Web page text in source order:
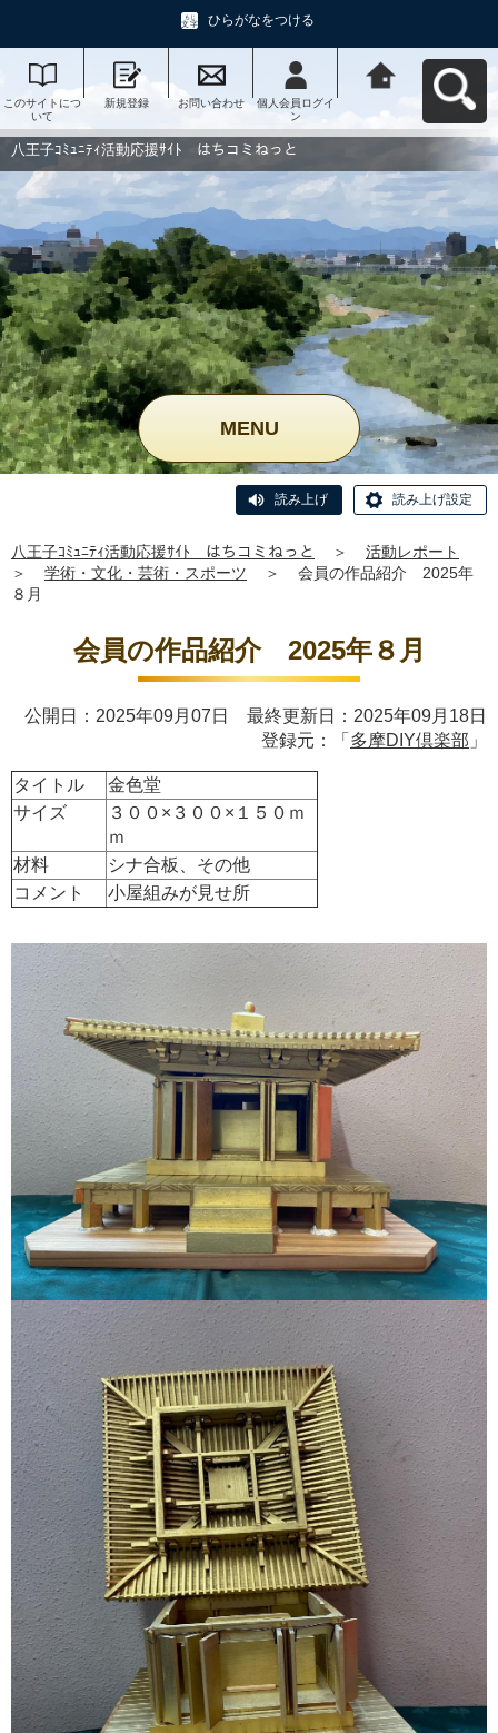
ひらがなをつける
このサイトにつ
いて
新規登録 お問い合わせ
個人会員ログイ
ン
動応援ｻｲﾄ はち
コミねっとへ戻
八王子ｺﾐｭﾆﾃｨ活動応援ｻｲﾄ はちコミねっと
MENU
読み上げ 読み上げ設定
八王子ｺﾐｭﾆﾃｨ活動応援ｻｲﾄ はちコミねっと ＞
活動レポート
＞
学術・文化・芸術・スポーツ ＞
会員の作品紹介 2025年
８月
会員の作品紹介 2025年８月
公開日：2025年09月07日 最終更新日：2025年09月18日
登録元：「 多摩DIY倶楽部 」
タイトル
金色堂
サイズ
３００×３００×１５０ｍ
ｍ
材料
シナ合板、その他
コメント
小屋組みが見せ所